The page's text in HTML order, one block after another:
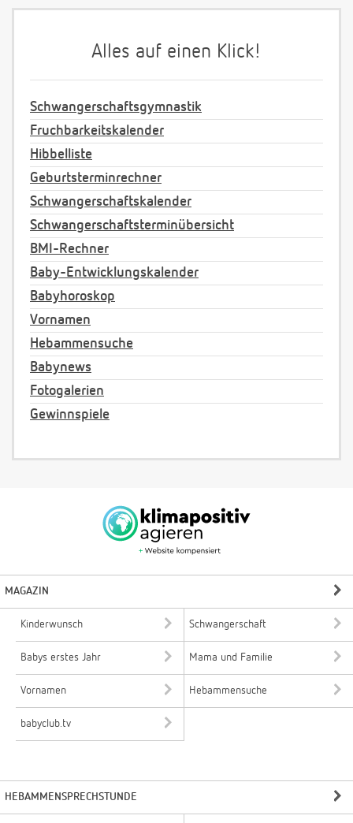
Alles auf einen Klick!
Schwangerschaftsgymnastik
Fruchbarkeitskalender
Hibbelliste
Geburtsterminrechner
Schwangerschaftskalender
Schwangerschaftsterminübersicht
BMI-Rechner
Baby-Entwicklungskalender
Babyhoroskop
Vornamen
Hebammensuche
Babynews
Fotogalerien
Gewinnspiele
MAGAZIN
Kinderwunsch Schwangerschaft
Babys erstes Jahr Mama und Familie
Vornamen Hebammensuche
babyclub.tv
HEBAMMENSPRECHSTUNDE